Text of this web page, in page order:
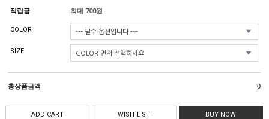
적립금 최대 700원
COLOR
SIZE
총상품금액 0
ADD CART WISH LIST BUY NOW